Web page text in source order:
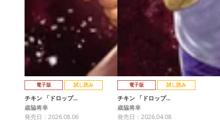
電子版 試し読み
チキン 「ドロップ…
歳脇将幸
発売日：2026.08.06
電子版 試し読み
チキン 「ドロップ…
歳脇将幸
発売日：2026.04.08